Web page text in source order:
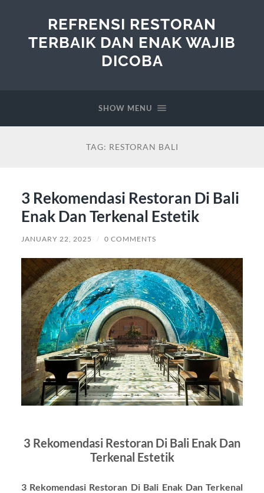
REFRENSI RESTORAN
TERBAIK DAN ENAK WAJIB
DICOBA
SHOW MENU
TAG: RESTORAN BALI
3 Rekomendasi Restoran Di Bali
Enak Dan Terkenal Estetik
JANUARY 22, 2025 / 0 COMMENTS
3 Rekomendasi Restoran Di Bali Enak Dan
Terkenal Estetik
3 Rekomendasi Restoran Di Bali Enak Dan Terkenal